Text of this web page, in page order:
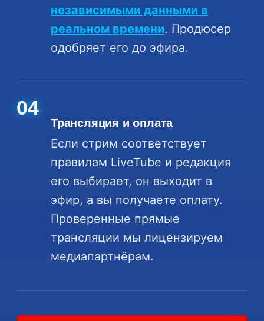
независимыми данными в
реальном времени. Продюсер
одобряет его до эфира.
04
Трансляция и оплата
Если стрим соответствует
правилам LiveTube и редакция
его выбирает, он выходит в
эфир, а вы получаете оплату.
Проверенные прямые
трансляции мы лицензируем
медиапартнёрам.